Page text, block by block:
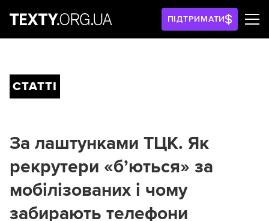
ПІДТРИМАТИ
СТАТТІ
За лаштунками ТЦК. Як
рекрутери «б’ються» за
мобілізованих і чому
забирають телефони